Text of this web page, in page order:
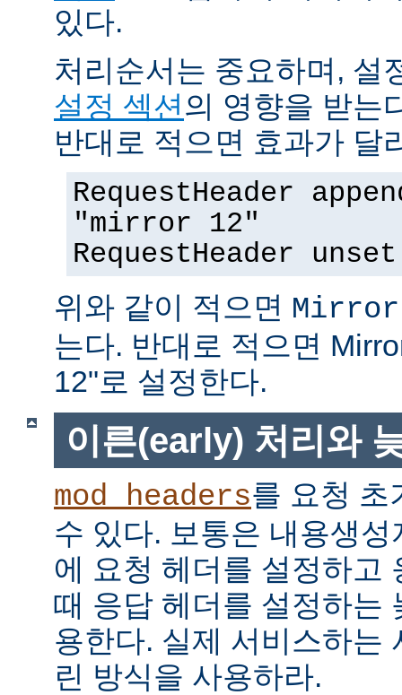
있다.
처리순서는 중요하며, 설
설정 섹션의 영향을 받는
반대로 적으면 효과가 달
RequestHeader
"mirror 12"
RequestHeader
위와 같이 적으면
는다. 반대로 적으면
12"로 설정한다.
이른(early) 처리와
mod_headers를 요청 초
수 있다. 보통은 내용생
에 요청 헤더를 설정하고
때 응답 헤더를 설정하는
용한다. 실제 서비스하는
린 방식을 사용하라.